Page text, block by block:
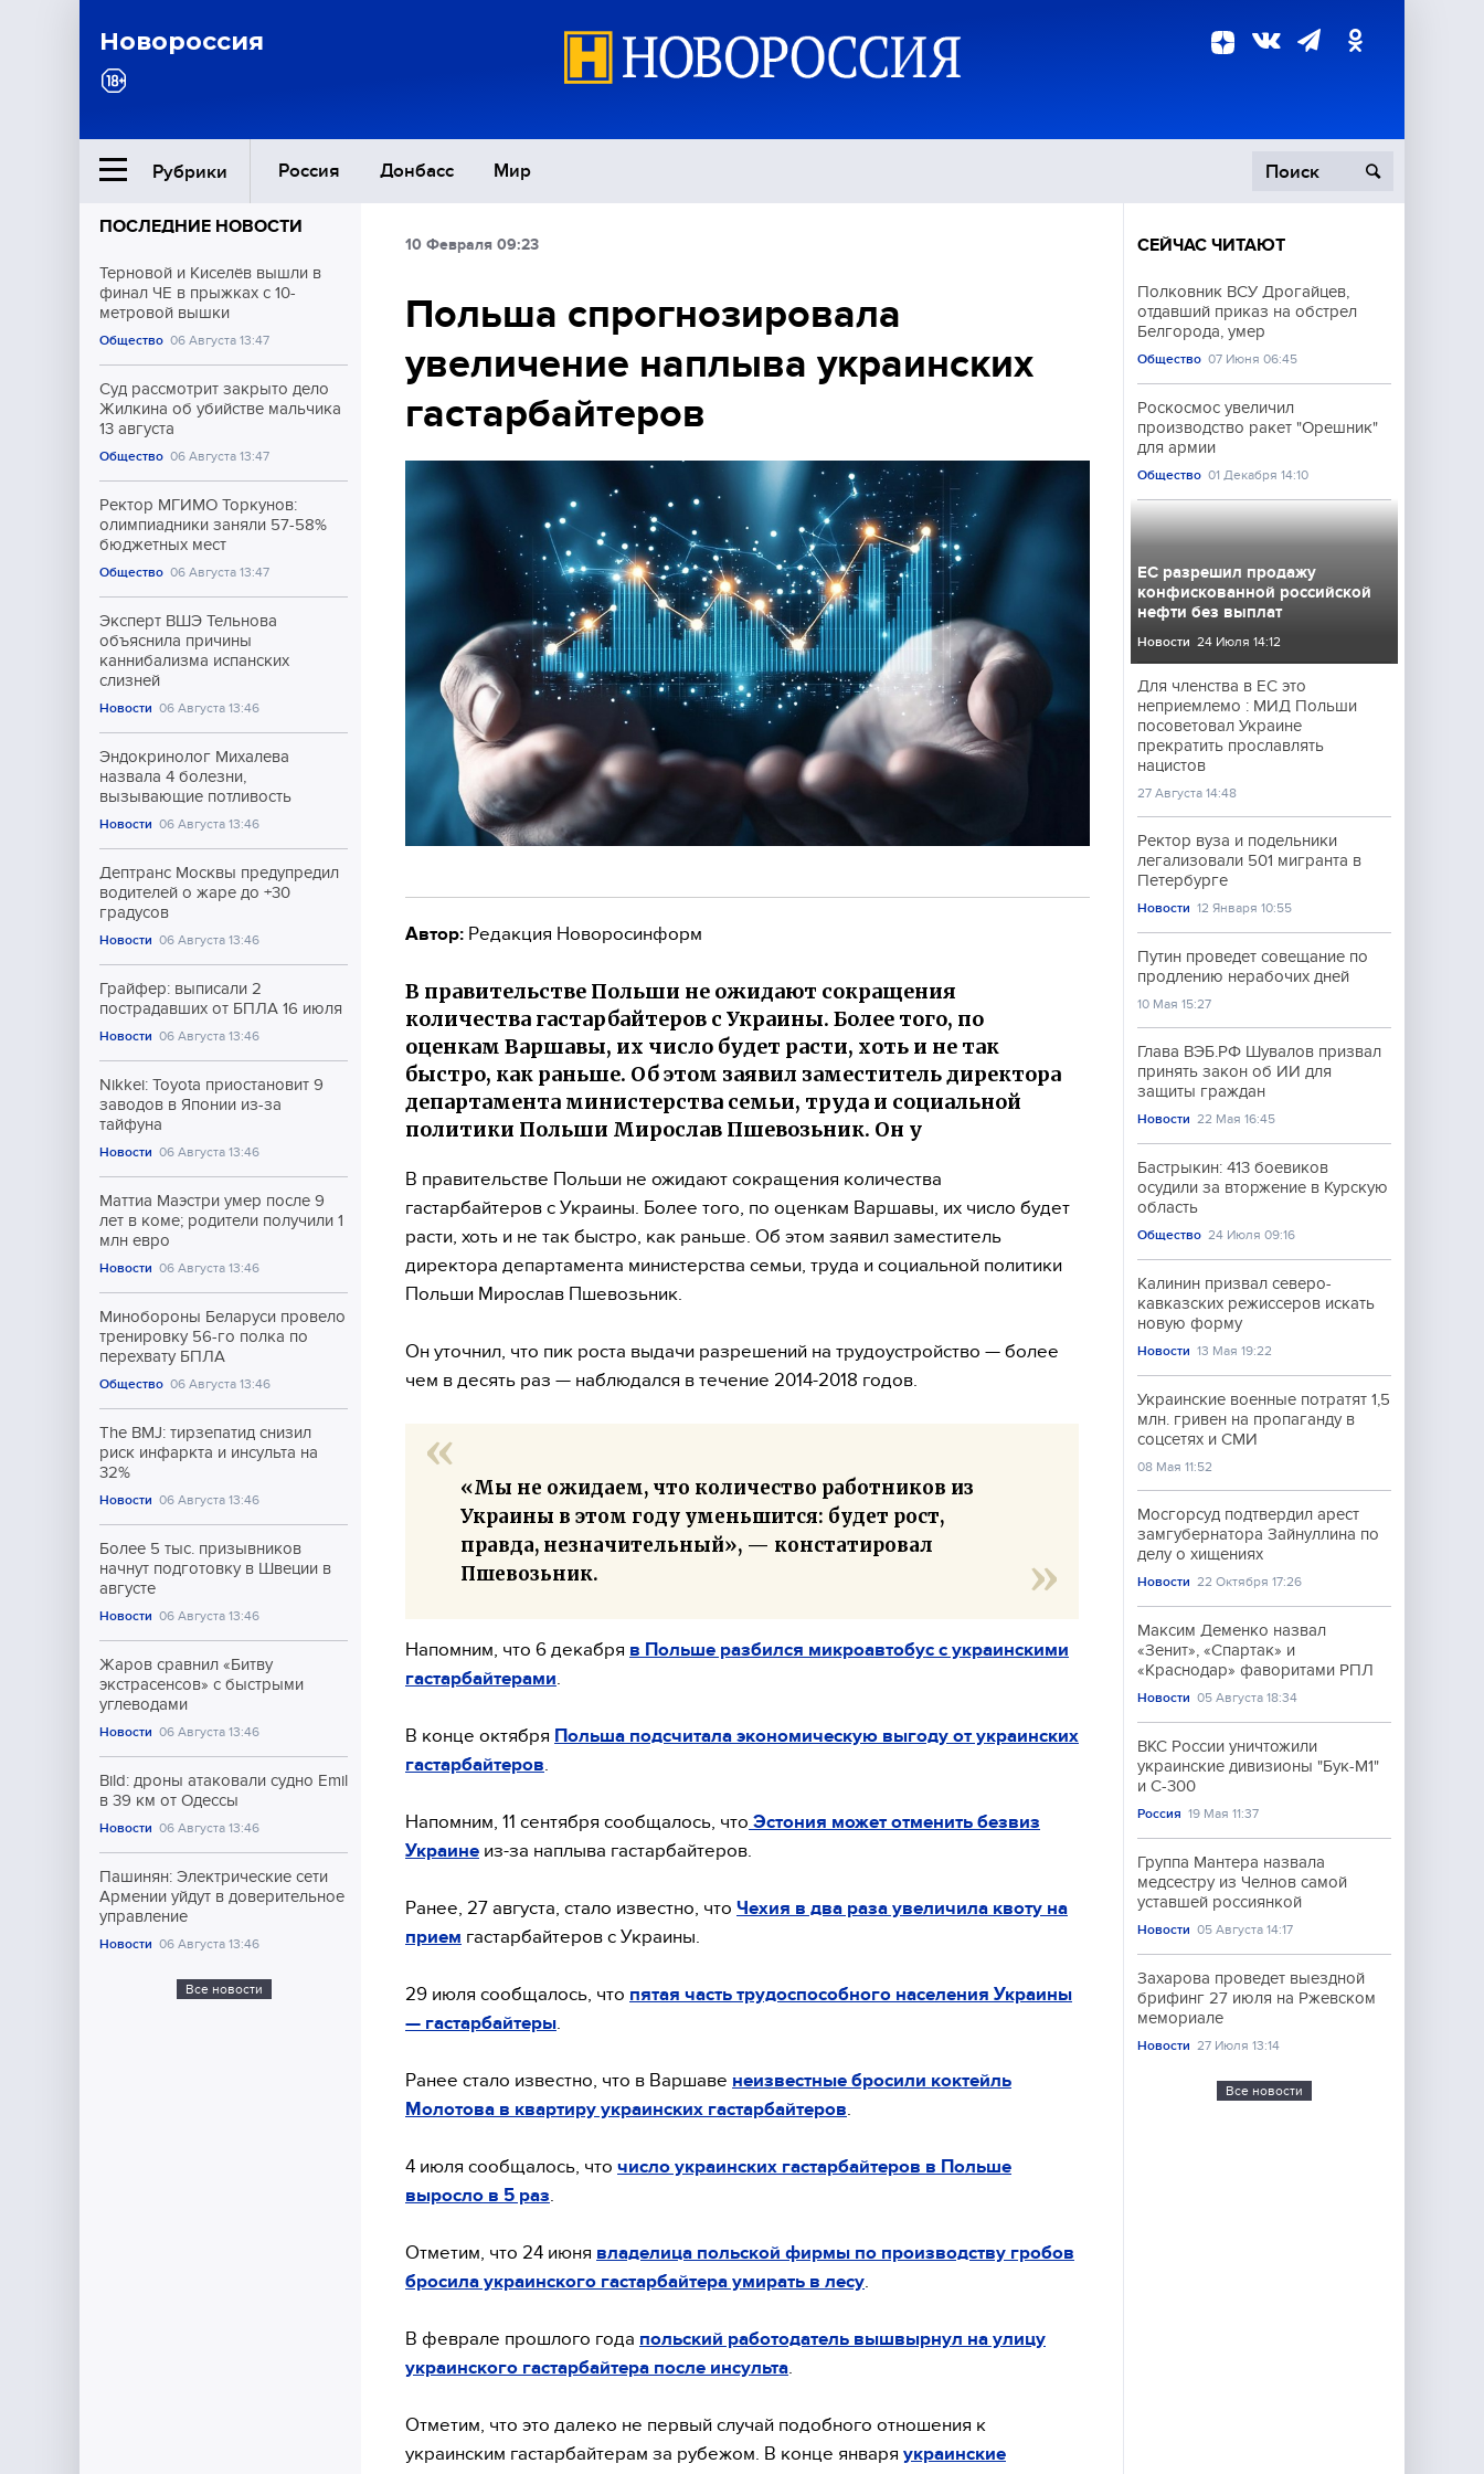
Новороссия
Рубрики Россия Донбасс Мир
Ближний Восток
Общество
Экономика
Происшествия
Культура
Спорт
ПОСЛЕДНИЕ НОВОСТИ
Терновой и Киселёв вышли в
финал ЧЕ в прыжках с 10-
метровой вышки
Общество 06 Августа 13:47
Суд рассмотрит закрыто дело
Жилкина об убийстве мальчика
13 августа
Общество 06 Августа 13:47
Ректор МГИМО Торкунов:
олимпиадники заняли 57-58%
бюджетных мест
Общество 06 Августа 13:47
Эксперт ВШЭ Тельнова
объяснила причины
каннибализма испанских
слизней
Новости 06 Августа 13:46
Эндокринолог Михалева
назвала 4 болезни,
вызывающие потливость
Новости 06 Августа 13:46
Дептранс Москвы предупредил
водителей о жаре до +30
градусов
Новости 06 Августа 13:46
Грайфер: выписали 2
пострадавших от БПЛА 16 июля
Новости 06 Августа 13:46
Nikkei: Toyota приостановит 9
заводов в Японии из-за
тайфуна
Новости 06 Августа 13:46
Маттиа Маэстри умер после 9
лет в коме; родители получили 1
млн евро
Новости 06 Августа 13:46
Минобороны Беларуси провело
тренировку 56-го полка по
перехвату БПЛА
Общество 06 Августа 13:46
The BMJ: тирзепатид снизил
риск инфаркта и инсульта на
32%
Новости 06 Августа 13:46
Более 5 тыс. призывников
начнут подготовку в Швеции в
августе
Новости 06 Августа 13:46
Жаров сравнил «Битву
экстрасенсов» с быстрыми
углеводами
Новости 06 Августа 13:46
Bild: дроны атаковали судно Emil
в 39 км от Одессы
Новости 06 Августа 13:46
Пашинян: Электрические сети
Армении уйдут в доверительное
управление
Новости 06 Августа 13:46
Все новости
10 Февраля 09:23
Польша спрогнозировала
увеличение наплыва украинских
гастарбайтеров
Автор: Редакция Новоросинформ
В правительстве Польши не ожидают сокращения
количества гастарбайтеров с Украины. Более того, по
оценкам Варшавы, их число будет расти, хоть и не так
быстро, как раньше. Об этом заявил заместитель директора
департамента министерства семьи, труда и социальной
политики Польши Мирослав Пшевозьник. Он у
В правительстве Польши не ожидают сокращения количества
гастарбайтеров с Украины. Более того, по оценкам Варшавы, их число будет
расти, хоть и не так быстро, как раньше. Об этом заявил заместитель
директора департамента министерства семьи, труда и социальной политики
Польши Мирослав Пшевозьник.
Он уточнил, что пик роста выдачи разрешений на трудоустройство — более
чем в десять раз — наблюдался в течение 2014-2018 годов.
«Мы не ожидаем, что количество работников из
Украины в этом году уменьшится: будет рост,
правда, незначительный», — констатировал
Пшевозьник.
Напомним, что 6 декабря в Польше разбился микроавтобус с украинскими
гастарбайтерами
В конце октября Польша подсчитала экономическую выгоду от украинских
гастарбайтеров
Напомним, 11 сентября сообщалось, что Эстония может отменить безвиз
Украине из-за наплыва гастарбайтеров.
Ранее, 27 августа, стало известно, что Чехия в два раза увеличила квоту на
прием гастарбайтеров с Украины.
29 июля сообщалось, что пятая часть трудоспособного населения Украины
— гастарбайтеры
Ранее стало известно, что в Варшаве неизвестные бросили коктейль
Молотова в квартиру украинских гастарбайтеров
4 июля сообщалось, что число украинских гастарбайтеров в Польше
выросло в 5 раз
Отметим, что 24 июня владелица польской фирмы по производству гробов
бросила украинского гастарбайтера умирать в лесу
В феврале прошлого года польский работодатель вышвырнул на улицу
украинского гастарбайтера после инсульта
Отметим, что это далеко не первый случай подобного отношения к
украинским гастарбайтерам за рубежом. В конце января украинские
СЕЙЧАС ЧИТАЮТ
Полковник ВСУ Дрогайцев,
отдавший приказ на обстрел
Белгорода, умер
Общество 07 Июня 06:45
Роскосмос увеличил
производство ракет "Орешник"
для армии
Общество 01 Декабря 14:10
ЕС разрешил продажу
конфискованной российской
нефти без выплат
Новости 24 Июля 14:12
Для членства в ЕС это
неприемлемо : МИД Польши
посоветовал Украине
прекратить прославлять
нацистов
27 Августа 14:48
Ректор вуза и подельники
легализовали 501 мигранта в
Петербурге
Новости 12 Января 10:55
Путин проведет совещание по
продлению нерабочих дней
10 Мая 15:27
Глава ВЭБ.РФ Шувалов призвал
принять закон об ИИ для
защиты граждан
Новости 22 Мая 16:45
Бастрыкин: 413 боевиков
осудили за вторжение в Курскую
область
Общество 24 Июля 09:16
Калинин призвал северо-
кавказских режиссеров искать
новую форму
Новости 13 Мая 19:22
Украинские военные потратят 1,5
млн. гривен на пропаганду в
соцсетях и СМИ
08 Мая 11:52
Мосгорсуд подтвердил арест
замгубернатора Зайнуллина по
делу о хищениях
Новости 22 Октября 17:26
Максим Деменко назвал
«Зенит», «Спартак» и
«Краснодар» фаворитами РПЛ
Новости 05 Августа 18:34
ВКС России уничтожили
украинские дивизионы "Бук-М1"
и С-300
Россия 19 Мая 11:37
Группа Мантера назвала
медсестру из Челнов самой
уставшей россиянкой
Новости 05 Августа 14:17
Захарова проведет выездной
брифинг 27 июля на Ржевском
мемориале
Новости 27 Июля 13:14
Все новости